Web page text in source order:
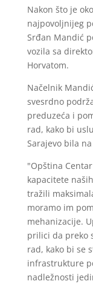
Nakon što je
najpovoljnijeg
Srđan Mandić
vozila sa
Horvatom.
Načelnik
svesrdno
preduzeća i
rad, kako bi
Sarajevo bila
"Opština
kapacitete
tražili
moramo im
mehanizacije.
prilici da preko
rad, kako bi se
infrastrukture
nadležnosti